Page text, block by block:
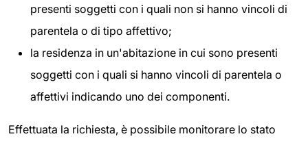
presenti soggetti con i quali non si hanno vincoli di
parentela o di tipo affettivo;
la residenza in un'abitazione in cui sono presenti
soggetti con i quali si hanno vincoli di parentela o
affettivi indicando uno dei componenti.
Effettuata la richiesta, è possibile monitorare lo stato